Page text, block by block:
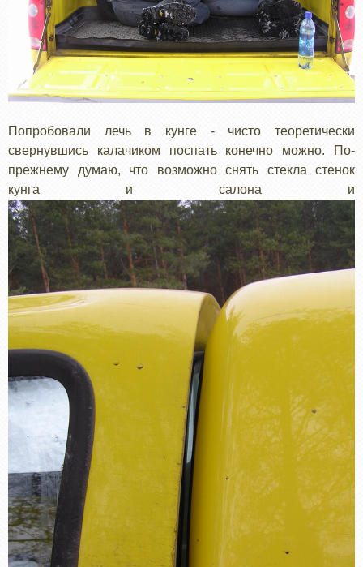
Попробовали лечь в кунге - чисто теоретически
свернувшись калачиком поспать конечно можно. По-
прежнему думаю, что возможно снять стекла стенок
кунга и салона и